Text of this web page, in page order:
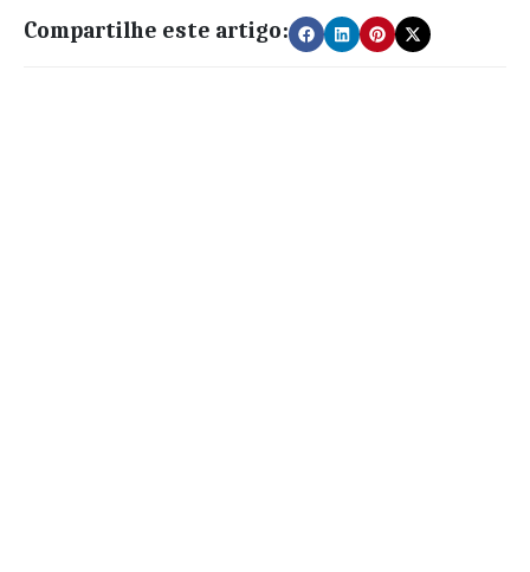
Compartilhe este artigo: